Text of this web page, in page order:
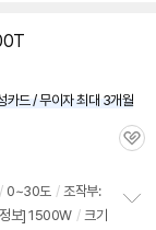
드 / 무이자 최대 3개월
관
/ 0~30도 / 조작부:
보] 1500W / 크기